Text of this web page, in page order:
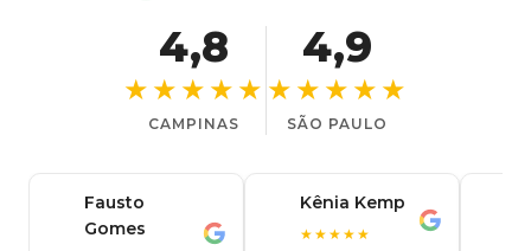
4,8
★★★★★
CAMPINAS
4,9
★★★★★
SÃO PAULO
Fausto
Gomes
Kênia Kemp
★★★★★